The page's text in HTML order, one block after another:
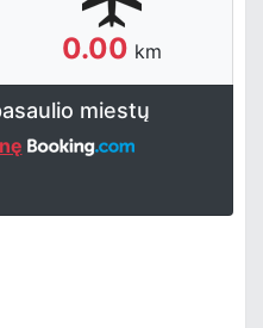
0.00 km
miestų